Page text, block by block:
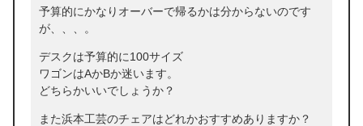
予算的にかなりオーバーで帰るかは分からないのです
が、、、。
デスクは予算的に100サイズ
ワゴンはAかBか迷います。
どちらかいいでしょうか？
また浜本工芸のチェアはどれかおすすめありますか？